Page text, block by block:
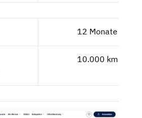
12 Monate
10.000 km